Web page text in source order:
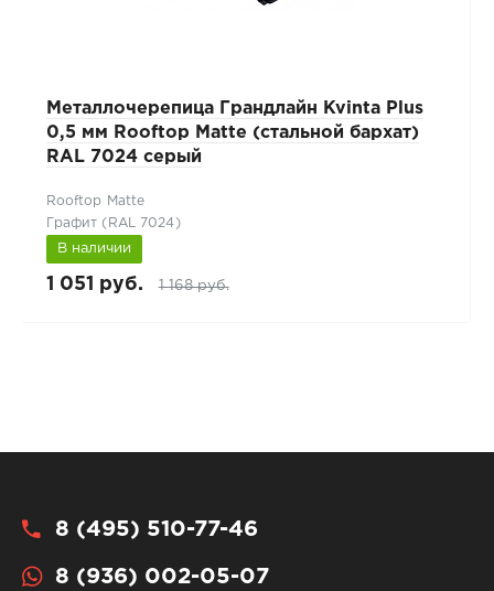
Металлочерепица Грандлайн Kvinta Plus
0,5 мм Rooftop Matte (стальной бархат)
RAL 7024 серый
Rooftop Matte
Графит (RAL 7024)
В наличии
1 051 руб. 1 168 руб.
8 (495) 510-77-46
8 (936) 002-05-07